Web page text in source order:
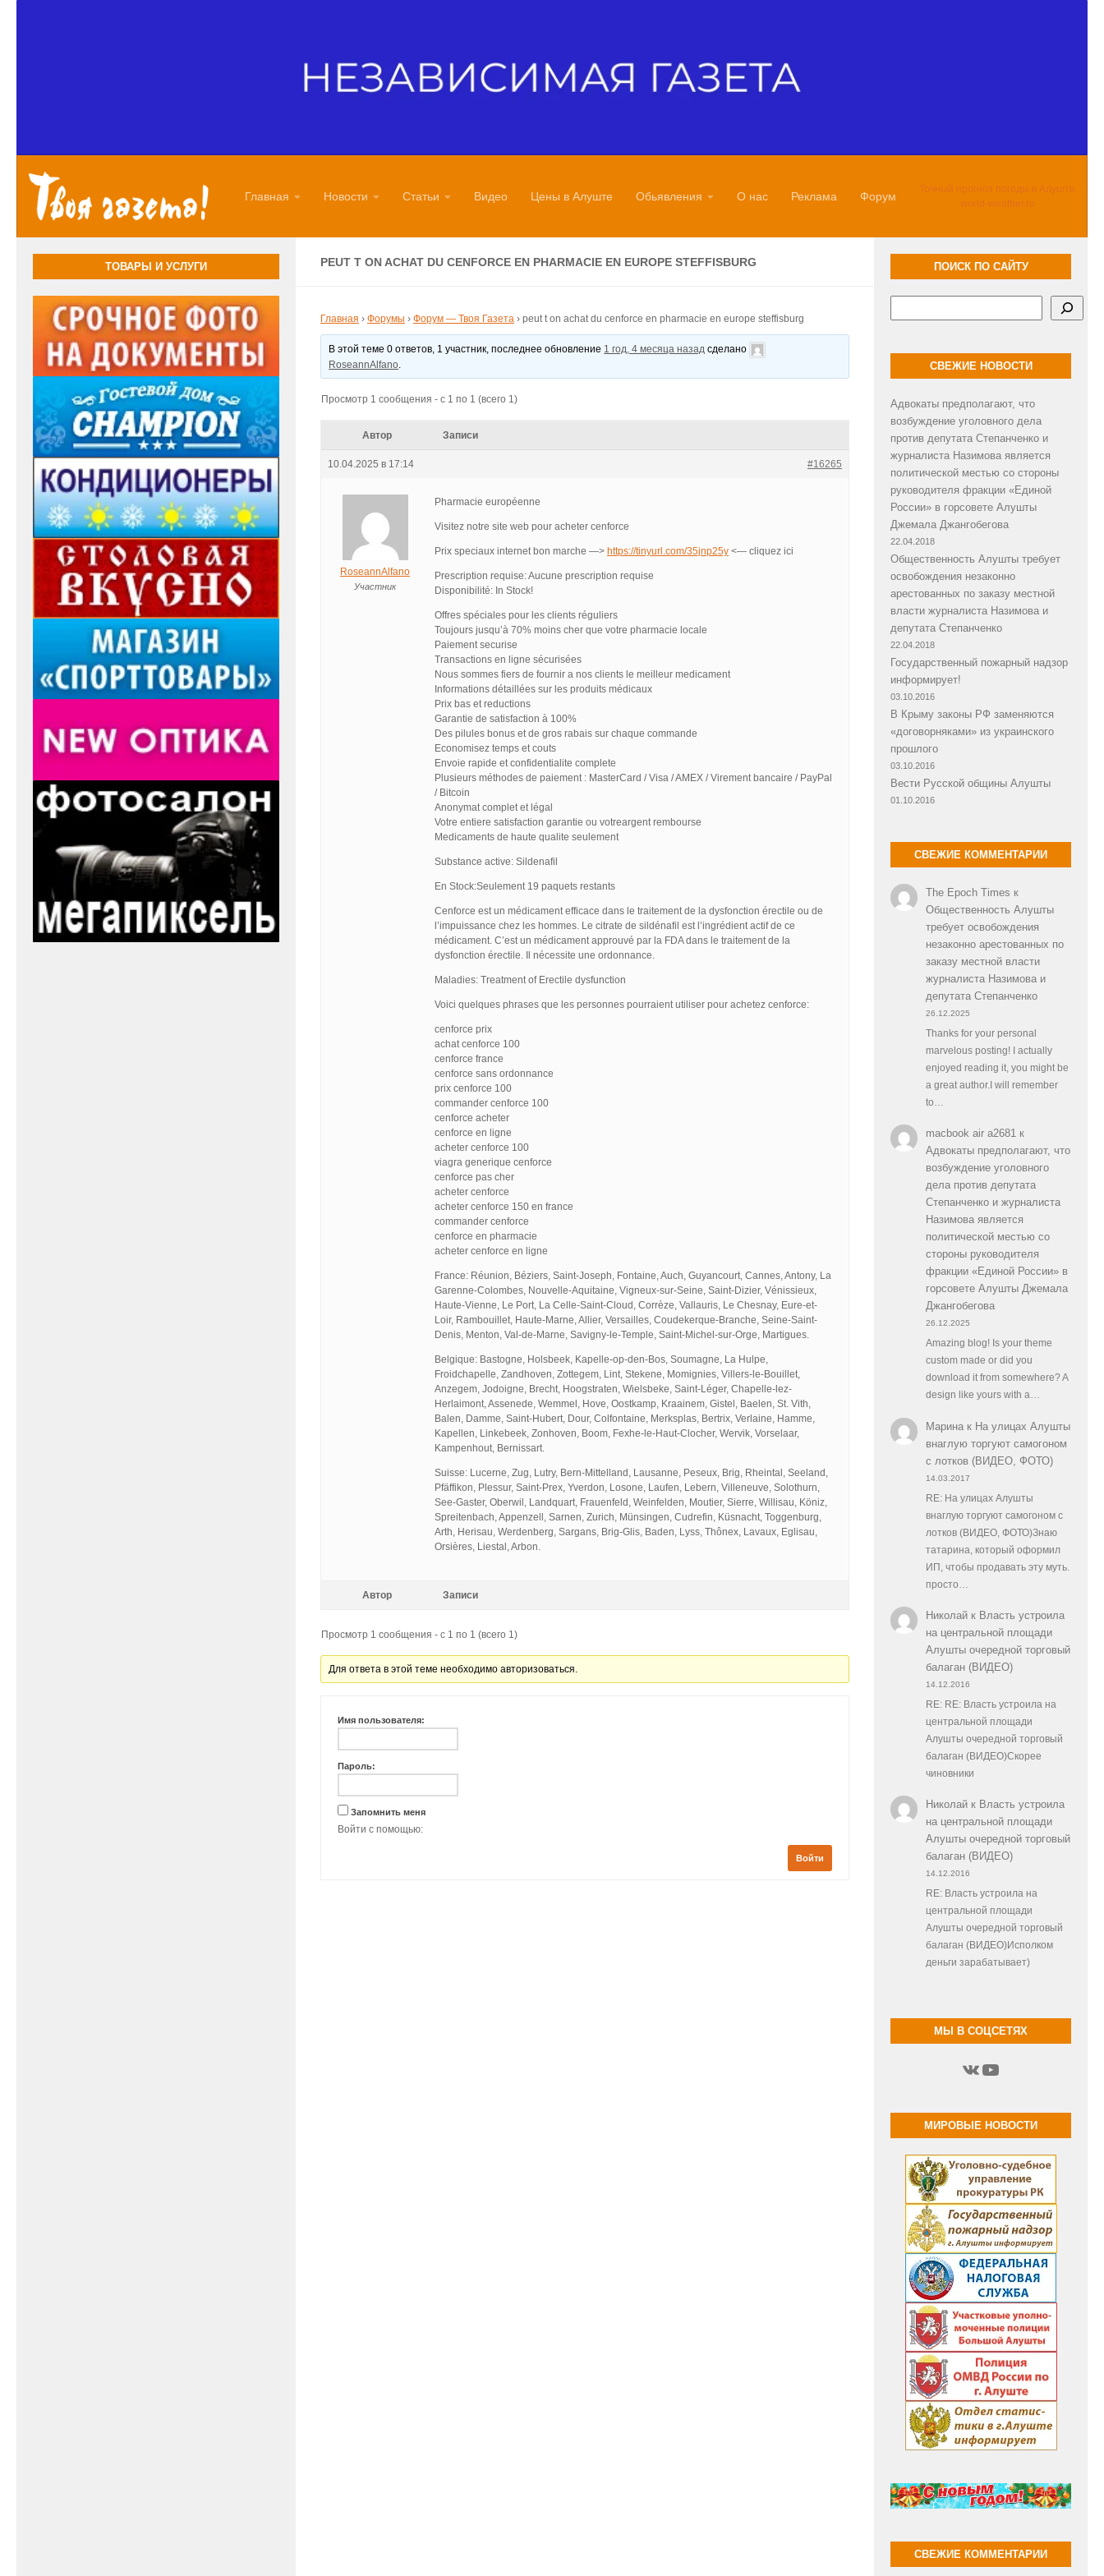
Главная Новости Статьи Видео Цены в Алуште Обьявления О нас Реклама Форум
Точный прогноз погоды в Алуште
world-weather.ru
PEUT T ON ACHAT DU CENFORCE EN PHARMACIE EN EUROPE STEFFISBURG
Главная › Форумы › Форум — Твоя Газета › peut t on achat du cenforce en pharmacie en europe steffisburg
В этой теме 0 ответов, 1 участник, последнее обновление 1 год, 4 месяца назад сделано
RoseannAlfano.
Просмотр 1 сообщения - с 1 по 1 (всего 1)
Автор Записи
10.04.2025 в 17:14 #16265
RoseannAlfano
Участник
Pharmacie européenne
Visitez notre site web pour acheter cenforce
Prix speciaux internet bon marche —> https://tinyurl.com/35jnp25y <— cliquez ici
Prescription requise: Aucune prescription requise
Disponibilité: In Stock!
Offres spéciales pour les clients réguliers
Toujours jusqu’à 70% moins cher que votre pharmacie locale
Paiement securise
Transactions en ligne sécurisées
Nous sommes fiers de fournir a nos clients le meilleur medicament
Informations détaillées sur les produits médicaux
Prix bas et reductions
Garantie de satisfaction à 100%
Des pilules bonus et de gros rabais sur chaque commande
Economisez temps et couts
Envoie rapide et confidentialite complete
Plusieurs méthodes de paiement : MasterCard / Visa / AMEX / Virement bancaire / PayPal
/ Bitcoin
Anonymat complet et légal
Votre entiere satisfaction garantie ou votreargent rembourse
Medicaments de haute qualite seulement
Substance active: Sildenafil
En Stock:Seulement 19 paquets restants
Cenforce est un médicament efficace dans le traitement de la dysfonction érectile ou de
l’impuissance chez les hommes. Le citrate de sildénafil est l’ingrédient actif de ce
médicament. C’est un médicament approuvé par la FDA dans le traitement de la
dysfonction érectile. Il nécessite une ordonnance.
Maladies: Treatment of Erectile dysfunction
Voici quelques phrases que les personnes pourraient utiliser pour achetez cenforce:
cenforce prix
achat cenforce 100
cenforce france
cenforce sans ordonnance
prix cenforce 100
commander cenforce 100
cenforce acheter
cenforce en ligne
acheter cenforce 100
viagra generique cenforce
cenforce pas cher
acheter cenforce
acheter cenforce 150 en france
commander cenforce
cenforce en pharmacie
acheter cenforce en ligne
France: Réunion, Béziers, Saint-Joseph, Fontaine, Auch, Guyancourt, Cannes, Antony, La
Garenne-Colombes, Nouvelle-Aquitaine, Vigneux-sur-Seine, Saint-Dizier, Vénissieux,
Haute-Vienne, Le Port, La Celle-Saint-Cloud, Corrèze, Vallauris, Le Chesnay, Eure-et-
Loir, Rambouillet, Haute-Marne, Allier, Versailles, Coudekerque-Branche, Seine-Saint-
Denis, Menton, Val-de-Marne, Savigny-le-Temple, Saint-Michel-sur-Orge, Martigues.
Belgique: Bastogne, Holsbeek, Kapelle-op-den-Bos, Soumagne, La Hulpe,
Froidchapelle, Zandhoven, Zottegem, Lint, Stekene, Momignies, Villers-le-Bouillet,
Anzegem, Jodoigne, Brecht, Hoogstraten, Wielsbeke, Saint-Léger, Chapelle-lez-
Herlaimont, Assenede, Wemmel, Hove, Oostkamp, Kraainem, Gistel, Baelen, St. Vith,
Balen, Damme, Saint-Hubert, Dour, Colfontaine, Merksplas, Bertrix, Verlaine, Hamme,
Kapellen, Linkebeek, Zonhoven, Boom, Fexhe-le-Haut-Clocher, Wervik, Vorselaar,
Kampenhout, Bernissart.
Suisse: Lucerne, Zug, Lutry, Bern-Mittelland, Lausanne, Peseux, Brig, Rheintal, Seeland,
Pfäffikon, Plessur, Saint-Prex, Yverdon, Losone, Laufen, Lebern, Villeneuve, Solothurn,
See-Gaster, Oberwil, Landquart, Frauenfeld, Weinfelden, Moutier, Sierre, Willisau, Köniz,
Spreitenbach, Appenzell, Sarnen, Zurich, Münsingen, Cudrefin, Küsnacht, Toggenburg,
Arth, Herisau, Werdenberg, Sargans, Brig-Glis, Baden, Lyss, Thônex, Lavaux, Eglisau,
Orsières, Liestal, Arbon.
Автор Записи
Просмотр 1 сообщения - с 1 по 1 (всего 1)
Для ответа в этой теме необходимо авторизоваться.
Имя пользователя:
Пароль:
Запомнить меня
Войти с помощью:
Войти
ТОВАРЫ И УСЛУГИ ПОИСК ПО САЙТУ
СВЕЖИЕ НОВОСТИ
Адвокаты предполагают, что
возбуждение уголовного дела
против депутата Степанченко и
журналиста Назимова является
политической местью со стороны
руководителя фракции «Единой
России» в горсовете Алушты
Джемала Джангобегова
22.04.2018
Общественность Алушты требует
освобождения незаконно
арестованных по заказу местной
власти журналиста Назимова и
депутата Степанченко
22.04.2018
Государственный пожарный надзор
информирует!
03.10.2016
В Крыму законы РФ заменяются
«договорняками» из украинского
прошлого
03.10.2016
Вести Русской общины Алушты
01.10.2016
СВЕЖИЕ КОММЕНТАРИИ
The Epoch Times к
Общественность Алушты
требует освобождения
незаконно арестованных по
заказу местной власти
журналиста Назимова и
депутата Степанченко
26.12.2025
Thanks for your personal
marvelous posting! I actually
enjoyed reading it, you might be
a great author.I will remember
to…
macbook air a2681к
Адвокаты предполагают, что
возбуждение уголовного
дела против депутата
Степанченко и журналиста
Назимова является
политической местью со
стороны руководителя
фракции «Единой России» в
горсовете Алушты Джемала
Джангобегова
26.12.2025
Amazing blog! Is your theme
custom made or did you
download it from somewhere? A
design like yours with a…
Маринак На улицах Алушты
внаглую торгуют самогоном
с лотков (ВИДЕО, ФОТО)
14.03.2017
RE: На улицах Алушты
внаглую торгуют самогоном с
лотков (ВИДЕО, ФОТО)Знаю
татарина, который оформил
ИП, чтобы продавать эту муть.
просто…
Николайк Власть устроила
на центральной площади
Алушты очередной торговый
балаган (ВИДЕО)
14.12.2016
RE: RE: Власть устроила на
центральной площади
Алушты очередной торговый
балаган (ВИДЕО)Скорее
чиновники
Николайк Власть устроила
на центральной площади
Алушты очередной торговый
балаган (ВИДЕО)
14.12.2016
RE: Власть устроила на
центральной площади
Алушты очередной торговый
балаган (ВИДЕО)Исполком
деньги зарабатывает)
МЫ В СОЦСЕТЯХ
ВКонтакте
YouTube
МИРОВЫЕ НОВОСТИ
СВЕЖИЕ КОММЕНТАРИИ